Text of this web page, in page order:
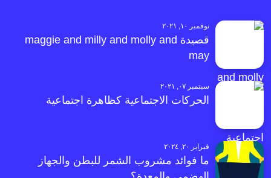
نوفمبر ١٠, ٢٠٢١
قصيدة maggie and milly and molly and
may
سبتمبر ٠٧, ٢٠٢١
الحركات الاجتماعية كظاهرة اجتماعية
فبراير ٢٠, ٢٠٢٤
ما فوائد مشروب الشمر للبطن والجهاز